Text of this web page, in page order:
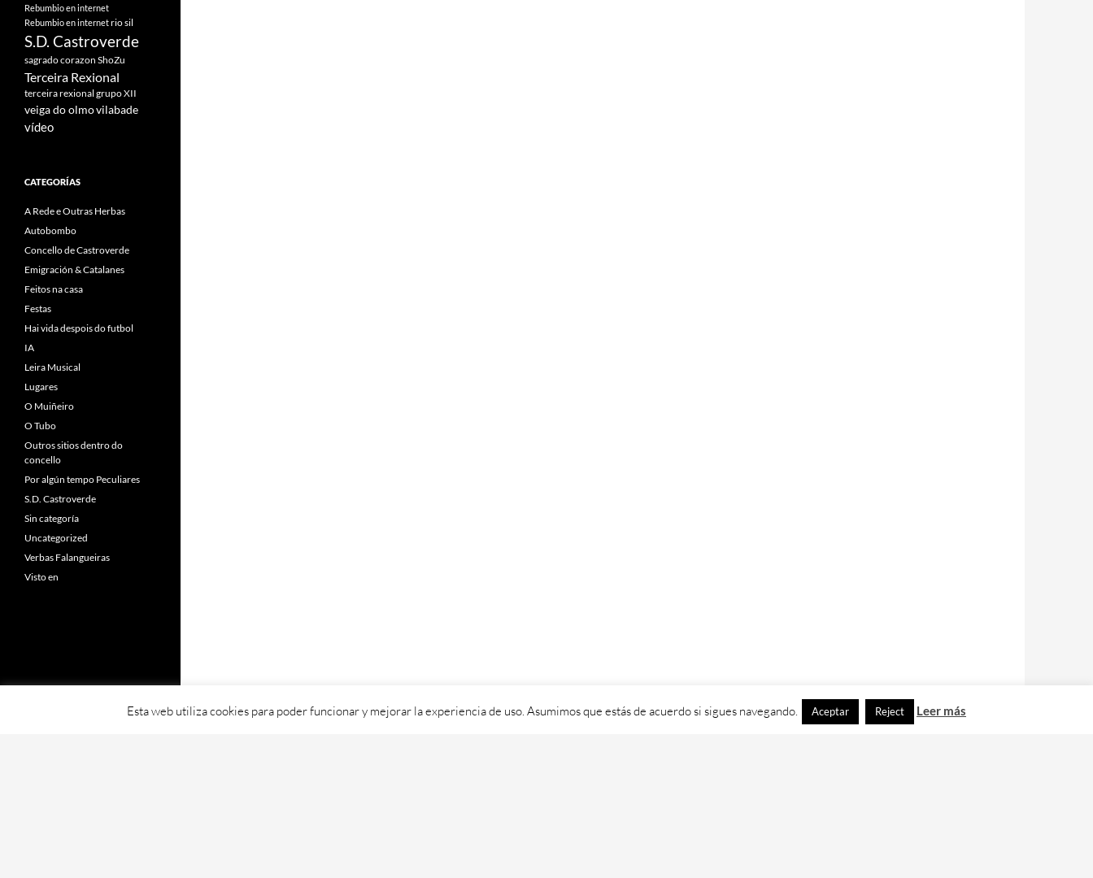
Rebumbio en internet
Rebumbio en internetrio sil
S.D. Castroverde
sagrado corazon ShoZu
Terceira Rexional
terceira rexional grupo XII
veiga do olmovilabade
vídeo
CATEGORÍAS
A Rede e Outras Herbas
Autobombo
Concello de Castroverde
Emigración & Catalanes
Feitos na casa
Festas
Hai vida despois do futbol
IA
Leira Musical
Lugares
O Muiñeiro
O Tubo
Outros sitios dentro do
concello
Por algún tempo Peculiares
S.D. Castroverde
Sin categoría
Uncategorized
Verbas Falangueiras
Visto en
Esta web utiliza cookies para poder funcionar y mejorar la experiencia de uso. Asumimos que estás de acuerdo si sigues navegando. Aceptar Reject Leer más